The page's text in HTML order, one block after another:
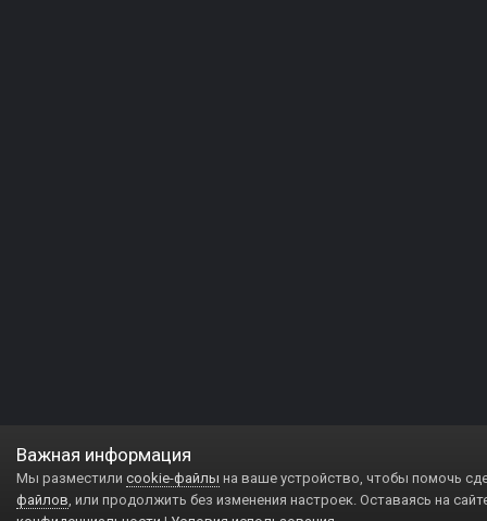
Важная информация
Мы разместили cookie-файлы на ваше устройство, чтобы помочь
файлов, или продолжить без изменения настроек. Оставаясь на